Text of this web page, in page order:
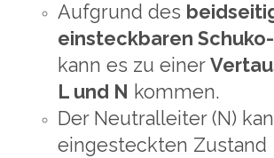
Aufgrund des
einsteckbaren
kann es zu einer
L und N kommen.
Der Neutralleiter (N)
eingesteckten Zustand